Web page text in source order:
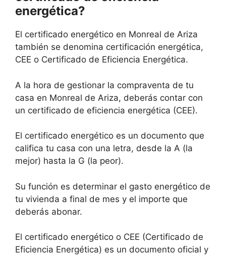
energética?
El certificado energético en Monreal de Ariza
también se denomina certificación energética,
CEE o Certificado de Eficiencia Energética.
A la hora de gestionar la compraventa de tu
casa en Monreal de Ariza, deberás contar con
un certificado de eficiencia energética (CEE).
El certificado energético es un documento que
califica tu casa con una letra, desde la A (la
mejor) hasta la G (la peor).
Su función es determinar el gasto energético de
tu vivienda a final de mes y el importe que
deberás abonar.
El certificado energético o CEE (Certificado de
Eficiencia Energética) es un documento oficial y